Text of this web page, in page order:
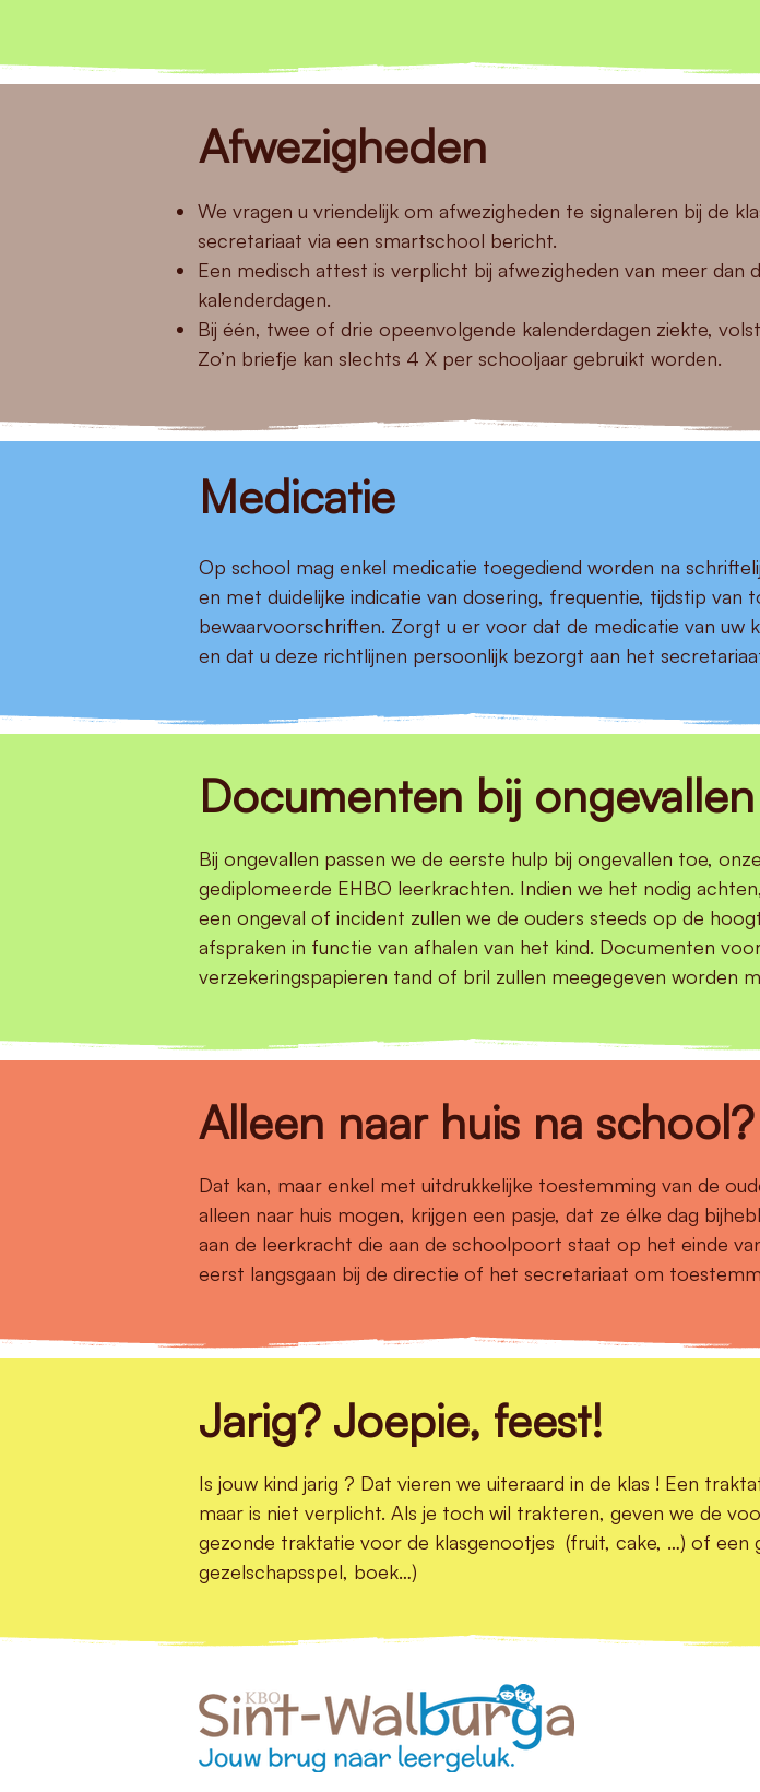
Afwezigheden
We vragen u vriendelijk om afwezigheden te signaleren bij de
secretariaat via een smartschool bericht.
Een medisch attest is verplicht bij afwezigheden van meer dan
kalenderdagen.​
Bij één, twee of drie opeenvolgende kalenderdagen ziekte,
Zo’n briefje kan slechts 4 X per schooljaar gebruikt worden.
Medicatie
Op school mag enkel medicatie toegediend worden na
en met duidelijke indicatie van dosering, frequentie, tijdstip van
bewaarvoorschriften. Zorgt u er voor dat de medicatie van uw
en dat u deze richtlijnen persoonlijk bezorgt aan het
Documenten bij ongevallen
Bij ongevallen passen we de eerste hulp bij ongevallen toe,
gediplomeerde EHBO leerkrachten. Indien we het nodig
een ongeval of incident zullen we de ouders steeds op de
afspraken in functie van afhalen van het kind. Documenten
verzekeringspapieren tand of bril zullen meegegeven worden
Alleen naar huis na school?
Dat kan, maar enkel met uitdrukkelijke toestemming van de
alleen naar huis mogen, krijgen een pasje, dat ze élke dag
aan de leerkracht die aan de schoolpoort staat op het einde
eerst langsgaan bij de directie of het secretariaat om
Jarig? Joepie, feest!
Is jouw kind jarig ? Dat vieren we uiteraard in de klas ! Een
maar is niet verplicht. Als je toch wil trakteren, geven we de
gezonde traktatie voor de klasgenootjes (fruit, cake, …) of een
gezelschapsspel, boek…)